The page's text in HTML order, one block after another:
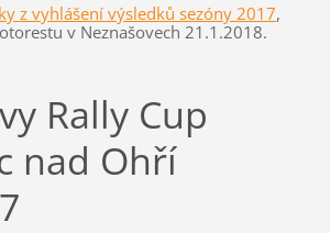
z vyhlášení výsledků sezóny 2017,
v Neznašovech 21.1.2018.
Rally Cup
nad Ohří